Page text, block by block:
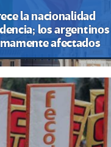
la nacionalidad
los argentinos
afectados